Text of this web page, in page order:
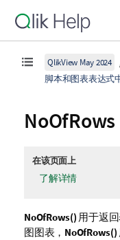
QlikView May 2024
脚本和图表表达式
NoOfRows
在该页面上
了解详情
NoOfRows() 用于返
图图表， NoOfRows()